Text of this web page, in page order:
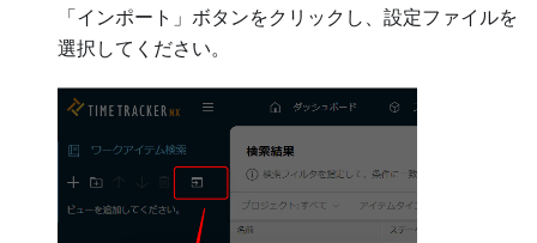
「インポート」ボタンをクリックし、設定ファイルを
選択してください。